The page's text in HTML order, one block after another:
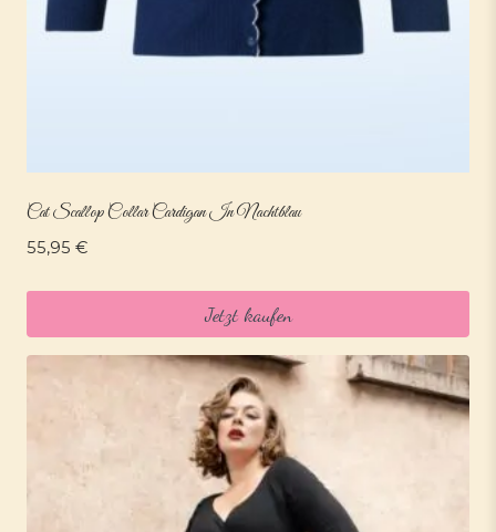
Cat Scallop Collar Cardigan In Nachtblau
55,95 €
Jetzt kaufen